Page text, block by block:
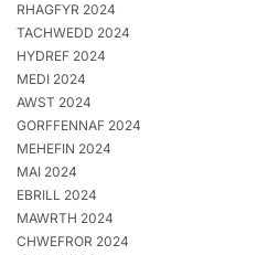
RHAGFYR 2024
TACHWEDD 2024
HYDREF 2024
MEDI 2024
AWST 2024
GORFFENNAF 2024
MEHEFIN 2024
MAI 2024
EBRILL 2024
MAWRTH 2024
CHWEFROR 2024